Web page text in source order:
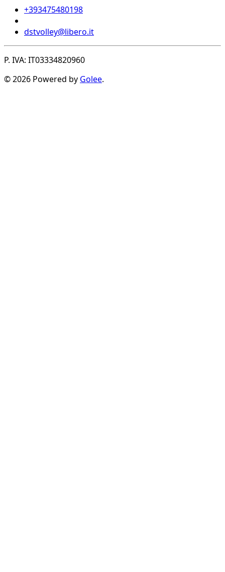
+393475480198
dstvolley@libero.it
P. IVA: IT03334820960
© 2026 Powered by Golee.